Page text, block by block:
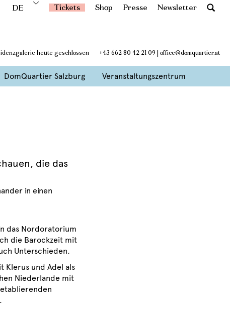
DE Tickets Shop Presse Newsletter
heute geschlossen +43 662 80 42 21 09 | office@domquartier.at
DomQuartier Salzburg Veranstaltungszentrum
die das
in einen
das Nordoratorium
die Barockzeit mit
Unterschieden.
Klerus und Adel als
Niederlande mit